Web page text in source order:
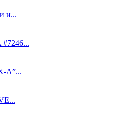
и...
A”...